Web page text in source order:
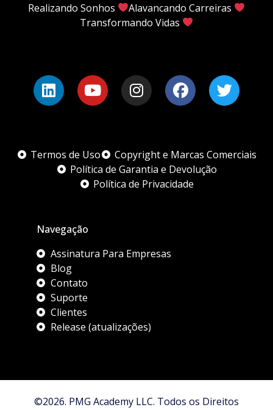
Realizando Sonhos
Alavancando Carreiras
Transformando Vidas
Termos de Uso
Copyright e Marcas Comerciais
Política de Garantia e Devolução
Política de Privacidade
Navegação
Assinatura Para Empresas
Blog
Contato
Suporte
Clientes
Release (atualizações)
©2026. PMG Academy LLC. Todos os Direitos